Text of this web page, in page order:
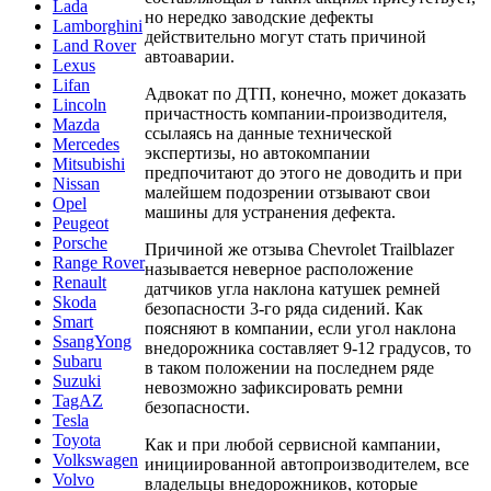
Lada
Lamborghini
Land Rover
Lexus
Lifan
Lincoln
Mazda
Mercedes
Mitsubishi
Nissan
Opel
Peugeot
Porsche
Range Rover
Renault
Skoda
Smart
SsangYong
Subaru
Suzuki
TagAZ
Tesla
Toyota
Volkswagen
Volvo
но нередко заводские дефекты
действительно могут стать причиной
автоаварии.
Адвокат по ДТП, конечно, может доказать
причастность компании-производителя,
ссылаясь на данные технической
экспертизы, но автокомпании
предпочитают до этого не доводить и при
малейшем подозрении отзывают свои
машины для устранения дефекта.
Причиной же отзыва Chevrolet Trailblazer
называется неверное расположение
датчиков угла наклона катушек ремней
безопасности 3-го ряда сидений. Как
поясняют в компании, если угол наклона
внедорожника составляет 9-12 градусов, то
в таком положении на последнем ряде
невозможно зафиксировать ремни
безопасности.
Как и при любой сервисной кампании,
инициированной автопроизводителем, все
владельцы внедорожников, которые